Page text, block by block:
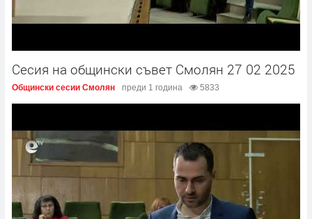
Сесия на общински съвет Смолян 27 02 2025
Общински сесии Смолян преди 1 година 5833